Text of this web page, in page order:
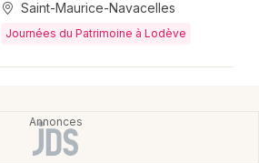
Saint-Maurice-Navacelles
Journées du Patrimoine à Lodève